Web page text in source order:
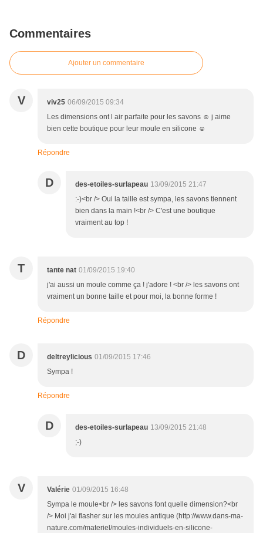
Commentaires
Ajouter un commentaire
V viv25 06/09/2015 09:34
Les dimensions ont l air parfaite pour les savons ☺ j aime
bien cette boutique pour leur moule en silicone ☺
Répondre
D des-etoiles-surlapeau 13/09/2015 21:47
:-)<br /> Oui la taille est sympa, les savons tiennent
bien dans la main !<br /> C'est une boutique
vraiment au top !
T tante nat 01/09/2015 19:40
j'ai aussi un moule comme ça ! j'adore ! <br /> les savons ont
vraiment un bonne taille et pour moi, la bonne forme !
Répondre
D deltreylicious 01/09/2015 17:46
Sympa !
Répondre
D des-etoiles-surlapeau 13/09/2015 21:48
;-)
V Valérie 01/09/2015 16:48
Sympa le moule<br /> les savons font quelle dimension?<br
/> Moi j'ai flasher sur les moules antique (http://www.dans-ma-
nature.com/materiel/moules-individuels-en-silicone-